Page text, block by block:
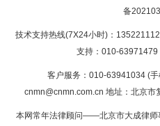
备
技术支持热线(7X24小时)：
支持：010-
客户服务：010-63941034 (
cnmn@cnmn.com.cn 地址：北京市
本网常年法律顾问——北京市大成律师